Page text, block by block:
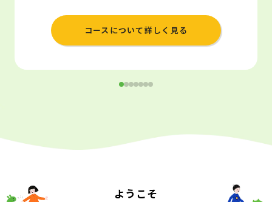
コースについて詳しく見る
ようこそ